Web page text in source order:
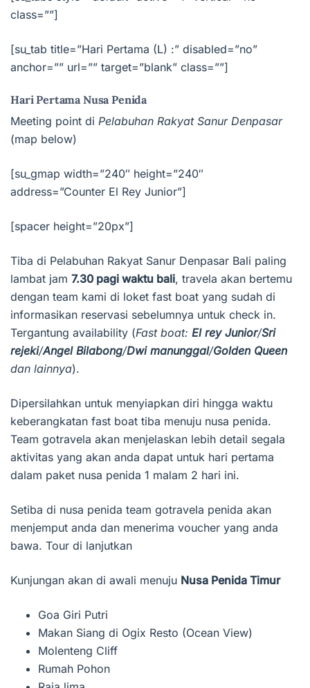
class=””]
[su_tab title=”Hari Pertama (L) :” disabled=”no”
anchor=”” url=”” target=”blank” class=””]
Hari Pertama Nusa Penida
Meeting point di Pelabuhan Rakyat Sanur Denpasar
(map below)
[su_gmap width=”240″ height=”240″
address=”Counter El Rey Junior”]
[spacer height=”20px”]
Tiba di Pelabuhan Rakyat Sanur Denpasar Bali paling
lambat jam 7.30 pagi waktu bali, travela akan bertemu
dengan team kami di loket fast boat yang sudah di
informasikan reservasi sebelumnya untuk check in.
Tergantung availability (Fast boat: El rey Junior/Sri
rejeki/Angel Bilabong/Dwi manunggal/Golden Queen
dan lainnya).
Dipersilahkan untuk menyiapkan diri hingga waktu
keberangkatan fast boat tiba menuju nusa penida.
Team gotravela akan menjelaskan lebih detail segala
aktivitas yang akan anda dapat untuk hari pertama
dalam paket nusa penida 1 malam 2 hari ini.
Setiba di nusa penida team gotravela penida akan
menjemput anda dan menerima voucher yang anda
bawa. Tour di lanjutkan
Kunjungan akan di awali menuju Nusa Penida Timur
Goa Giri Putri
Makan Siang di Ogix Resto (Ocean View)
Molenteng Cliff
Rumah Pohon